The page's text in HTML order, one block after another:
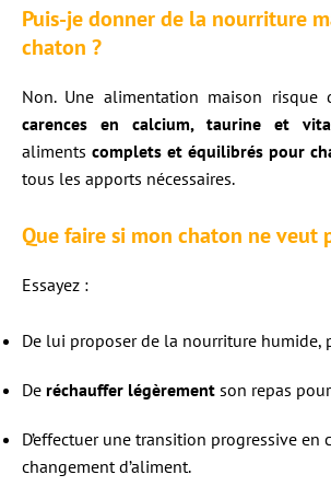
Puis-je donner de la nourriture
chaton ?
Non. Une alimentation maison risque
carences en calcium, taurine et
aliments complets et équilibrés pour
tous les apports nécessaires.
Que faire si mon chaton ne veut
Essayez :
De lui proposer de la nourriture humide,
De réchauffer légèrement son repas
D’effectuer une transition progressive en
changement d’aliment.